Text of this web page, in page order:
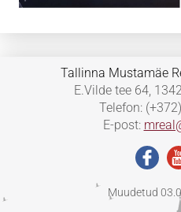
Tallinna Mustamäe
E.Vilde tee 64,
Telefon:
E-post:
Muudetud